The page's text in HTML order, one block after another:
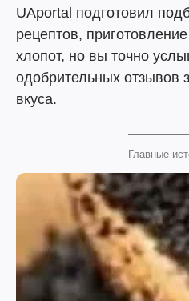
UAportal подготовил
рецептов,
хлопот, но вы точно
одобрительных отзывов
вкуса.
Главные